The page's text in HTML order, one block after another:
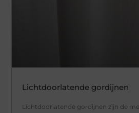
Lichtdoorlatende gordijnen
Lichtdoorlatende gordijnen zijn de